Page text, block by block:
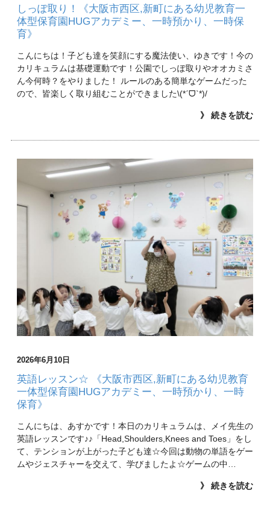
しっぽ取り！《大阪市西区,新町にある幼児教育一
体型保育園HUGアカデミー、一時預かり、一時保
育》
こんにちは！子ども達を笑顔にする魔法使い、ゆきです！今の
カリキュラムは基礎運動です！公園でしっぽ取りやオオカミさ
ん今何時？をやりました！ ルールのある簡単なゲームだった
ので、皆楽しく取り組むことができました\(*ˊᗜˋ*)/
》 続きを読む
2026年6月10日
英語レッスン☆ 《大阪市西区,新町にある幼児教育
一体型保育園HUGアカデミー、一時預かり、一時
保育》
こんにちは、あすかです！本日のカリキュラムは、メイ先生の
英語レッスンです♪♪「Head,Shoulders,Knees and Toes」をし
て、テンションが上がった子ども達☆今回は動物の単語をゲー
ムやジェスチャーを交えて、学びましたよ☆ゲームの中…
》 続きを読む